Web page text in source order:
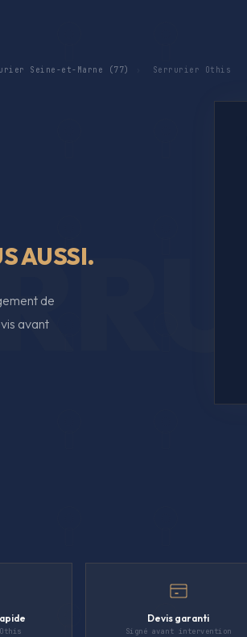
Seine-et-Marne (77) Serrurier Othis
AUSSI.
de
avant
Devis garanti
Signé avant intervention